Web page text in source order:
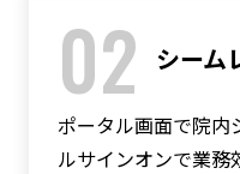
02 シーム
ポータル画面で院内
ルサインオンで業務